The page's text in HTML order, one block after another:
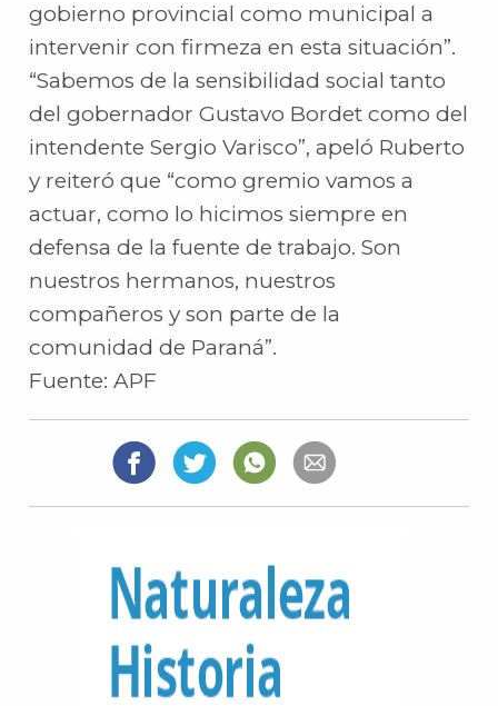
gobierno provincial como municipal a
intervenir con firmeza en esta situación”.
“Sabemos de la sensibilidad social tanto
del gobernador Gustavo Bordet como del
intendente Sergio Varisco”, apeló Ruberto
y reiteró que “como gremio vamos a
actuar, como lo hicimos siempre en
defensa de la fuente de trabajo. Son
nuestros hermanos, nuestros
compañeros y son parte de la
comunidad de Paraná”.
Fuente: APF